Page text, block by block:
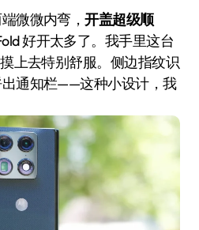
微微内弯，开盖超级顺
好开太多了。我手里这台
上去特别舒服。侧边指纹识
通知栏——这种小设计，我